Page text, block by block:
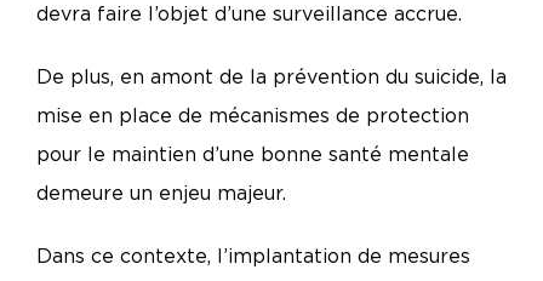
devra faire l’objet d’une surveillance accrue.
De plus, en amont de la prévention du suicide, la
mise en place de mécanismes de protection
pour le maintien d’une bonne santé mentale
demeure un enjeu majeur.
Dans ce contexte, l’implantation de mesures